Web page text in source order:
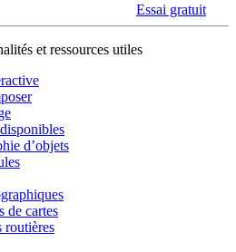
Essai gratuit
et ressources utiles
d’objets
de cartes
routières